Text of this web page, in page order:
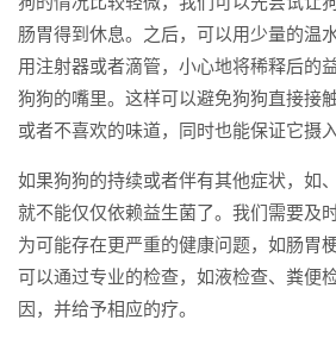
肠胃得到休息。之后，可以用少量的温
用注射器或者滴管，小心地将稀释后的
狗狗的嘴里。这样可以避免狗狗直接接
或者不喜欢的味道，同时也能保证它摄
如果狗狗的持续或者伴有其他症状，如
就不能仅仅依赖益生菌了。我们需要及
为可能存在更严重的健康问题，如肠胃
可以通过专业的检查，如液检查、粪便
因，并给予相应的疗。